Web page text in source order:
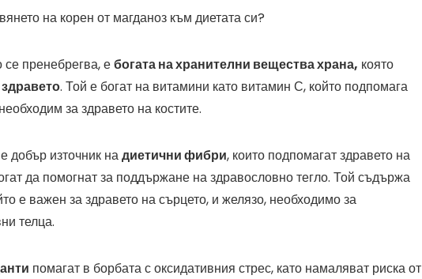
на корен от магданоз към диетата си?
се пренебрегва, ебогата на хранителни вещества храна, която
. Той е богат на витамини като витамин С, който подпомага
за здравето на костите.
добър източник надиетични фибри, които подпомагат здравето на
да помогнат за поддържане на здравословно тегло. Той съдържа
е важен за здравето на сърцето, и желязо, необходимо за
телца.
помагат в борбата с оксидативния стрес, като намаляват риска от